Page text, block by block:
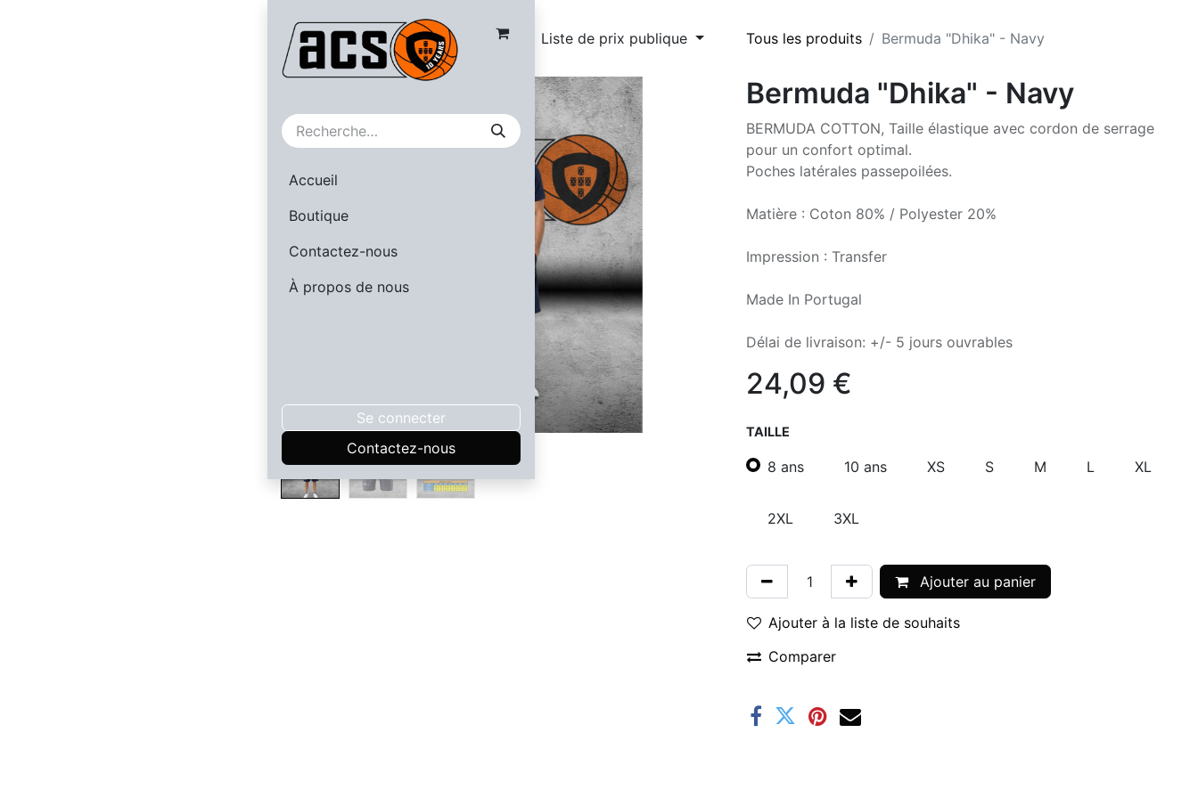
Accueil
Boutique
Contactez-nous
À propos de nous
Se connecter
Contactez-nous
Liste de prix publique Tous les produits Bermuda "Dhika" - Navy
Bermuda "Dhika" - Navy
BERMUDA COTTON, Taille élastique avec cordon de serrage
pour un confort optimal.
Poches latérales passepoilées.
Matière : Coton 80% / Polyester 20%
Impression : Transfer
Made In Portugal
Délai de livraison: +/- 5 jours ouvrables
24,09 €
TAILLE
8 ans 10 ans XS S M L XL
2XL 3XL
Ajouter au panier
Ajouter à la liste de souhaits
Comparer